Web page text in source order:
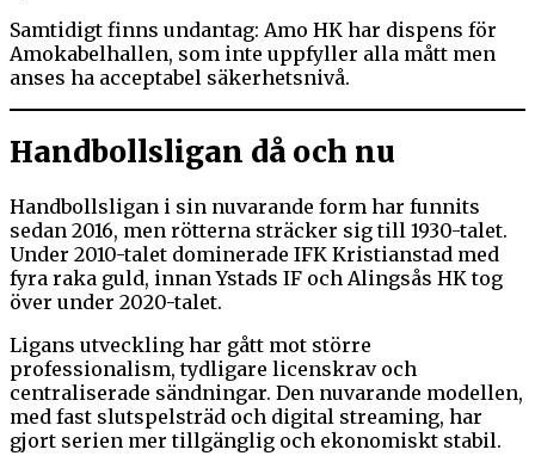
Samtidigt finns undantag: Amo HK har dispens för
Amokabelhallen, som inte uppfyller alla mått men
anses ha acceptabel säkerhetsnivå.
Handbollsligan då och nu
Handbollsligan i sin nuvarande form har funnits
sedan 2016, men rötterna sträcker sig till 1930-talet.
Under 2010-talet dominerade IFK Kristianstad med
fyra raka guld, innan Ystads IF och Alingsås HK tog
över under 2020-talet.
Ligans utveckling har gått mot större
professionalism, tydligare licenskrav och
centraliserade sändningar. Den nuvarande modellen,
med fast slutspelsträd och digital streaming, har
gjort serien mer tillgänglig och ekonomiskt stabil.